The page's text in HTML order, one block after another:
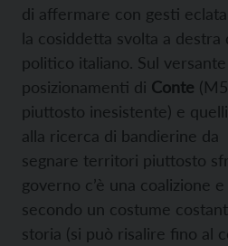
di affermare con gesti
la cosiddetta svolta a destra
politico italiano. Sul
posizionamenti di Conte
piuttosto inesistente) e
alla ricerca di bandierine
segnare territori piuttosto
governo c’è una coalizione e
secondo un costume
storia (si può risalire fino al